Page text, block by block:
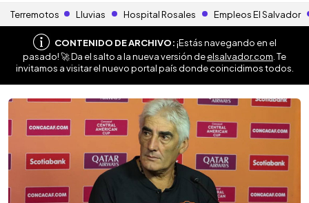
Terremotos Lluvias Hospital Rosales Empleos El Salvador
CONTENIDO DE ARCHIVO:¡Estás navegando en el
pasado! 🚀 Da el salto a la nueva versión deelsalvador.com . Te
invitamos a visitar el nuevo portal país donde coincidimos todos.